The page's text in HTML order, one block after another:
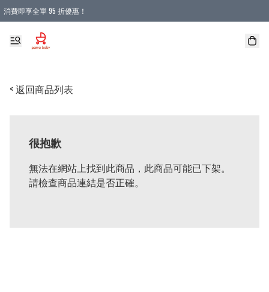
消費即享全單 95 折優惠！
購物滿 HKD 900.00即享免運費優惠！（適用於 本地送貨、本地取貨 )
< 返回商品列表
很抱歉
無法在網站上找到此商品，此商品可能已下架。
請檢查商品連結是否正確。